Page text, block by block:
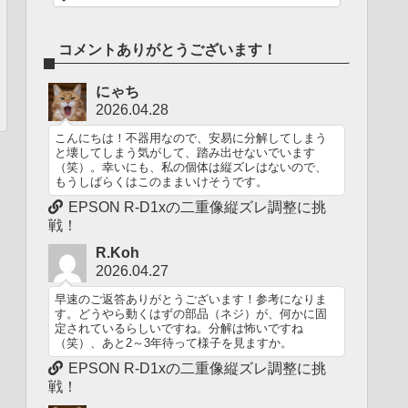
コメントありがとうございます！
にゃち
2026.04.28
こんにちは！不器用なので、安易に分解してしまう
と壊してしまう気がして、踏み出せないでいます
（笑）。幸いにも、私の個体は縦ズレはないので、
もうしばらくはこのままいけそうです。
EPSON R-D1xの二重像縦ズレ調整に挑
戦！
R.Koh
2026.04.27
早速のご返答ありがとうございます！参考になりま
す。どうやら動くはずの部品（ネジ）が、何かに固
定されているらしいですね。分解は怖いですね
（笑）、あと2～3年待って様子を見ますか。
EPSON R-D1xの二重像縦ズレ調整に挑
戦！